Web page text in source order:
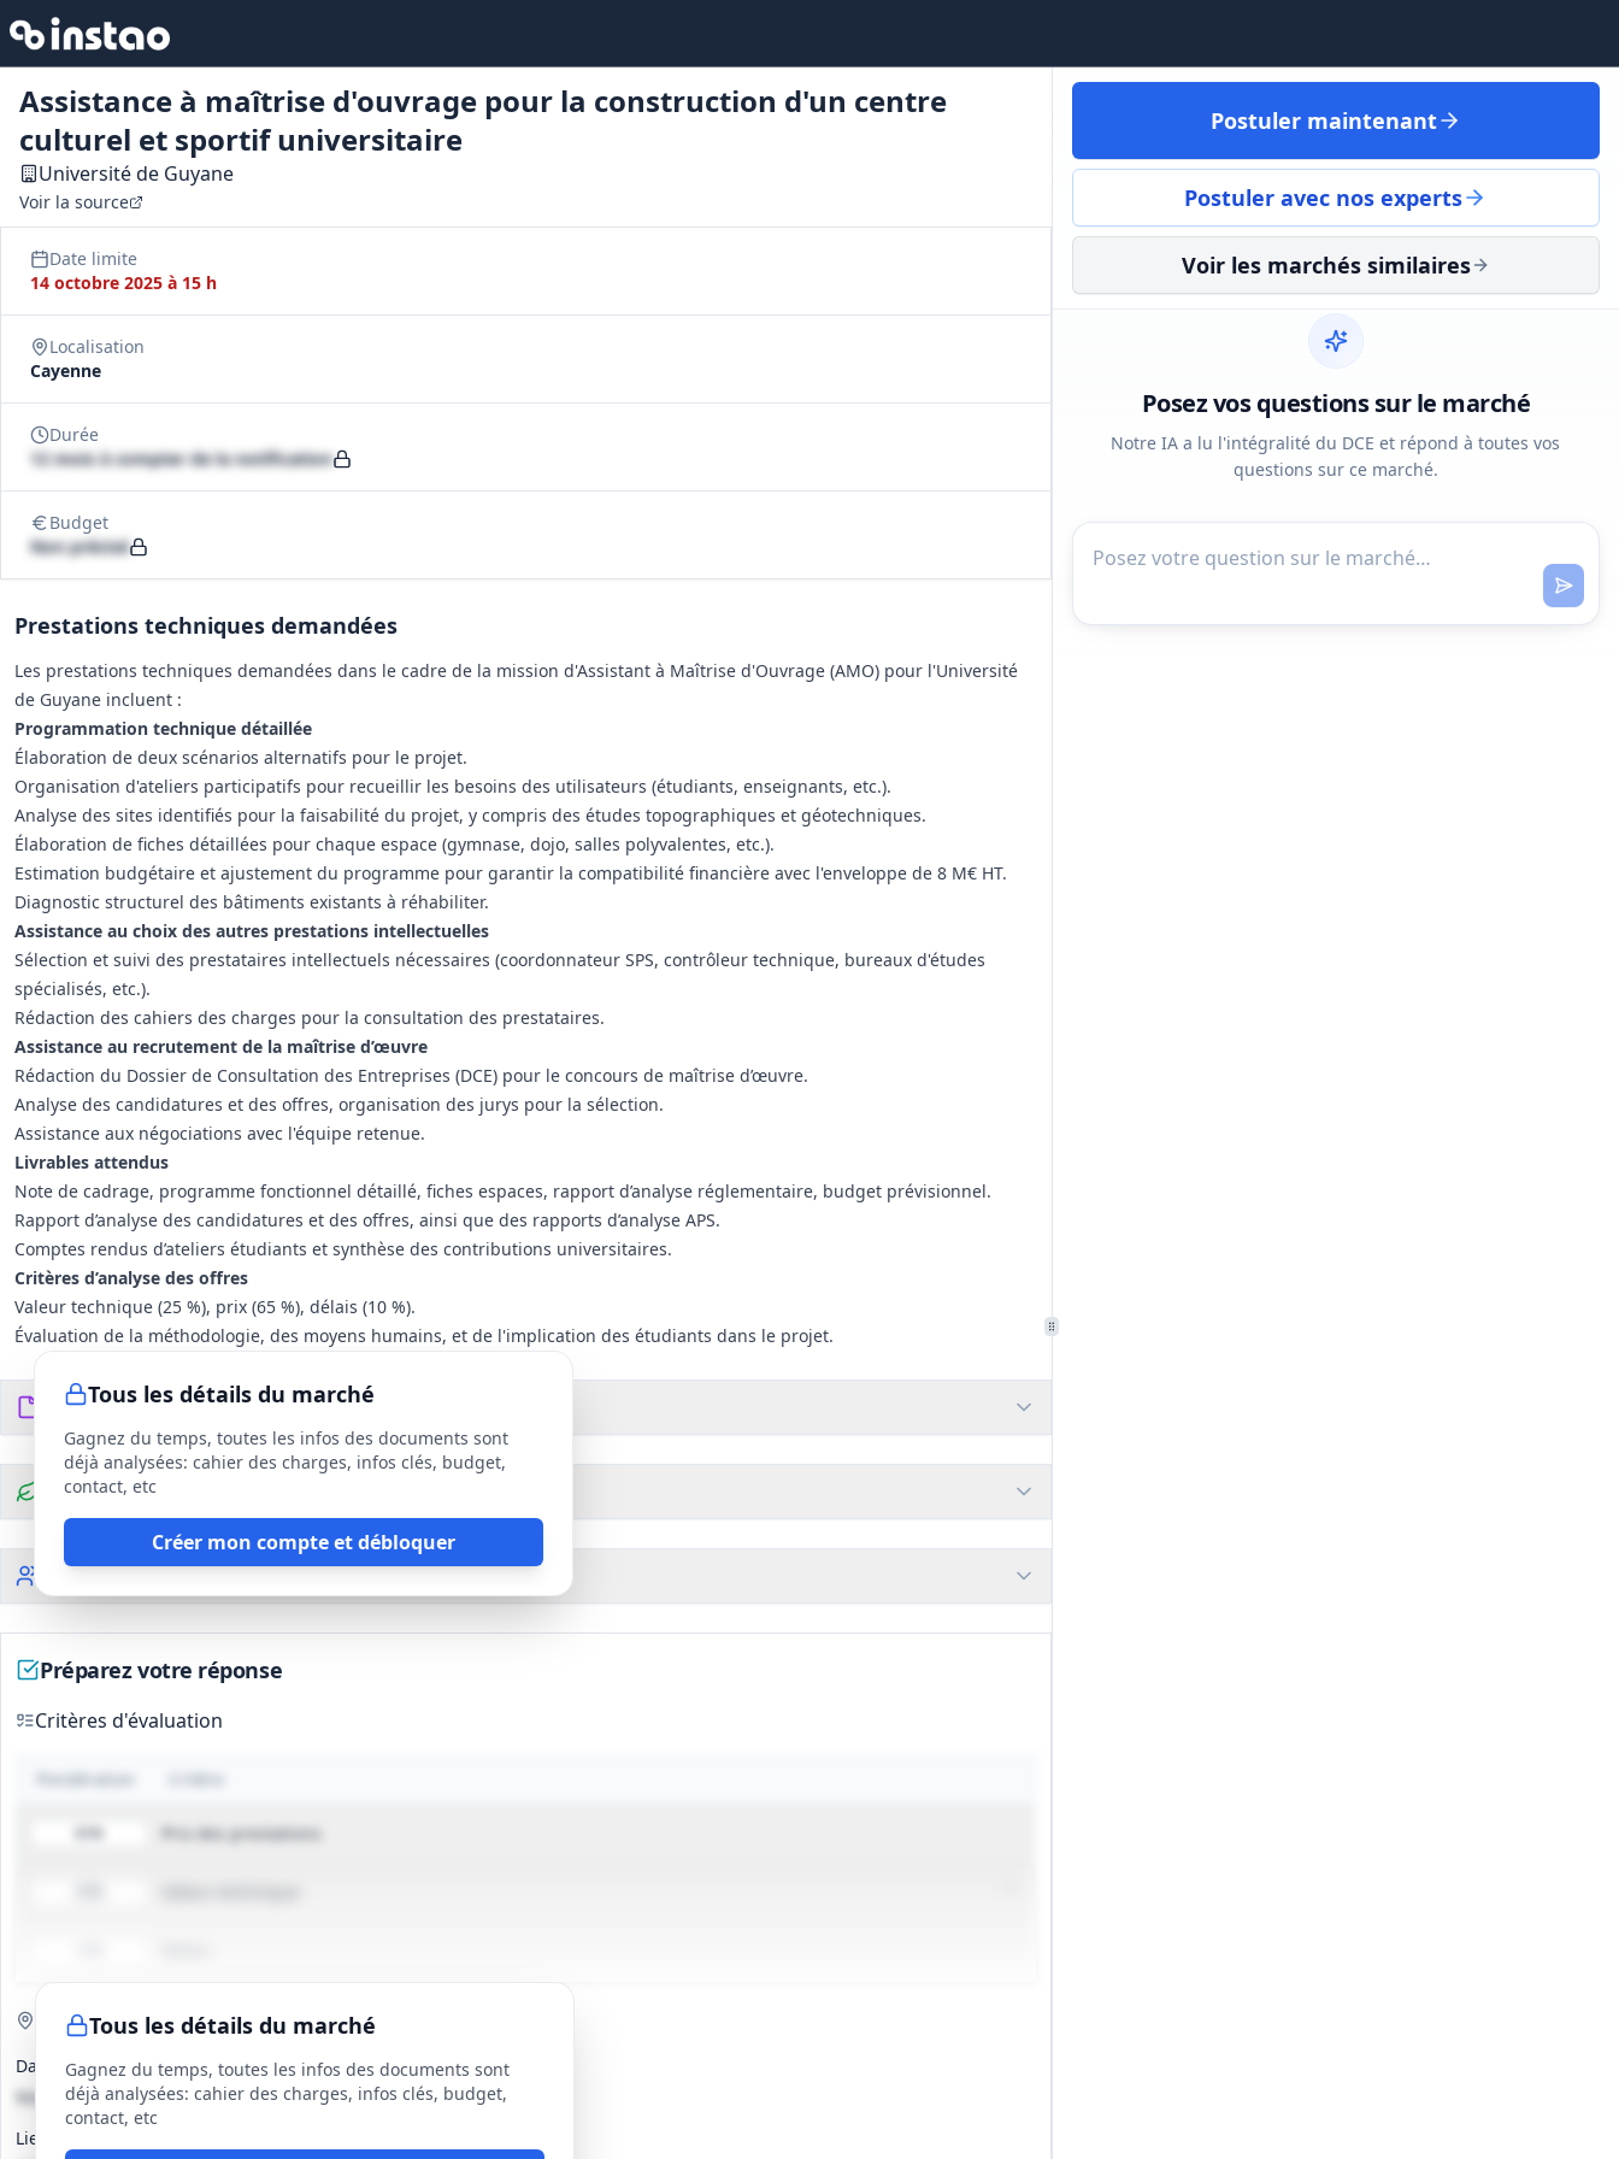
Assistance à maîtrise d'ouvrage pour la construction d'un centre
culturel et sportif universitaire
Université de Guyane
Voir la source
Date limite
14 octobre 2025 à 15 h
Localisation
Cayenne
Durée
12 mois à compter de la notification
Budget
Non précisé
Prestations techniques demandées
Les prestations techniques demandées dans le cadre de la mission d'Assistant à Maîtrise d'Ouvrage (AMO) pour l'Université
de Guyane incluent :
Programmation technique détaillée
Élaboration de deux scénarios alternatifs pour le projet.
Organisation d'ateliers participatifs pour recueillir les besoins des utilisateurs (étudiants, enseignants, etc.).
Analyse des sites identifiés pour la faisabilité du projet, y compris des études topographiques et géotechniques.
Élaboration de fiches détaillées pour chaque espace (gymnase, dojo, salles polyvalentes, etc.).
Estimation budgétaire et ajustement du programme pour garantir la compatibilité financière avec l'enveloppe de 8 M€ HT.
Diagnostic structurel des bâtiments existants à réhabiliter.
Assistance au choix des autres prestations intellectuelles
Sélection et suivi des prestataires intellectuels nécessaires (coordonnateur SPS, contrôleur technique, bureaux d'études
spécialisés, etc.).
Rédaction des cahiers des charges pour la consultation des prestataires.
Assistance au recrutement de la maîtrise d’œuvre
Rédaction du Dossier de Consultation des Entreprises (DCE) pour le concours de maîtrise d’œuvre.
Analyse des candidatures et des offres, organisation des jurys pour la sélection.
Assistance aux négociations avec l'équipe retenue.
Livrables attendus
Note de cadrage, programme fonctionnel détaillé, fiches espaces, rapport d’analyse réglementaire, budget prévisionnel.
Rapport d’analyse des candidatures et des offres, ainsi que des rapports d’analyse APS.
Comptes rendus d’ateliers étudiants et synthèse des contributions universitaires.
Critères d’analyse des offres
Valeur technique (25 %), prix (65 %), délais (10 %).
Évaluation de la méthodologie, des moyens humains, et de l'implication des étudiants dans le projet.
Tous les détails du marché
Gagnez du temps, toutes les infos des documents sont
déjà analysées: cahier des charges, infos clés, budget,
contact, etc
Créer mon compte et débloquer
Documents du DCE 5fichiers
Clauses environnementales
Clauses sociales
Préparez votre réponse
Critères d'évaluation
Pondération Critère
Prix des prestations
Tous les détails du marché
Gagnez du temps, toutes les infos des documents sont
déjà analysées: cahier des charges, infos clés, budget,
contact, etc
Visite de site Obligatoire
Date(s)
Mardi 30 septembre à 10h
Lieu
Postuler maintenant
Postuler avec nos experts
Voir les marchés similaires
Posez vos questions sur le marché
Notre IA a lu l'intégralité du DCE et répond à toutes vos
questions sur ce marché.